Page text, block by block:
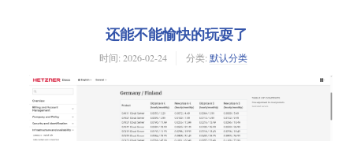
还能不能愉快的玩耍了
时间: 2026-02-24 分类: 默认分类